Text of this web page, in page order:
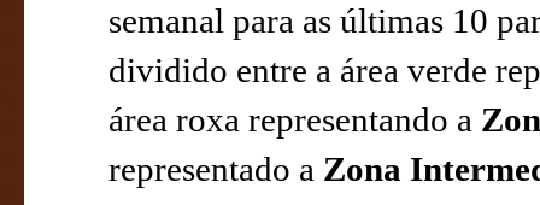
semanal para as últimas 10
dividido entre a área verde
área roxa representando a
representado a Zona